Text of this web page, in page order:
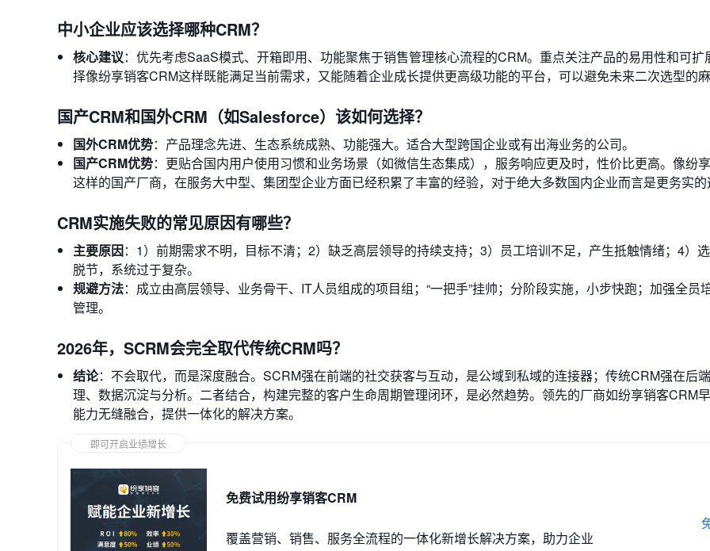
中小企业应该选择哪种CRM？
核心建议：优先考虑SaaS模式、开箱即用、功能聚焦于销售管理核心流程的CRM。重点关注产品的易用性和可扩
择像纷享销客CRM这样既能满足当前需求，又能随着企业成长提供更高级功能的平台，可以避免未来二次选型的麻
国产CRM和国外CRM（如Salesforce）该如何选择？
国外CRM优势：产品理念先进、生态系统成熟、功能强大。适合大型跨国企业或有出海业务的公司。
国产CRM优势：更贴合国内用户使用习惯和业务场景（如微信生态集成），服务响应更及时，性价比更高。像纷
这样的国产厂商，在服务大中型、集团型企业方面已经积累了丰富的经验，对于绝大多数国内企业而言是更务实的
CRM实施失败的常见原因有哪些？
主要原因：1）前期需求不明，目标不清；2）缺乏高层领导的持续支持；3）员工培训不足，产生抵触情绪；4）
脱节，系统过于复杂。
规避方法：成立由高层领导、业务骨干、IT人员组成的项目组；“一把手”挂帅；分阶段实施，小步快跑；加强全员
管理。
2026年，SCRM会完全取代传统CRM吗？
结论：不会取代，而是深度融合。SCRM强在前端的社交获客与互动，是公域到私域的连接器；传统CRM强在后
理、数据沉淀与分析。二者结合，构建完整的客户生命周期管理闭环，是必然趋势。领先的厂商如纷享销客CRM
能力无缝融合，提供一体化的解决方案。
即可开启业绩增长
免费试用纷享销客CRM
覆盖营销、销售、服务全流程的一体化新增长解决方案，助力企业